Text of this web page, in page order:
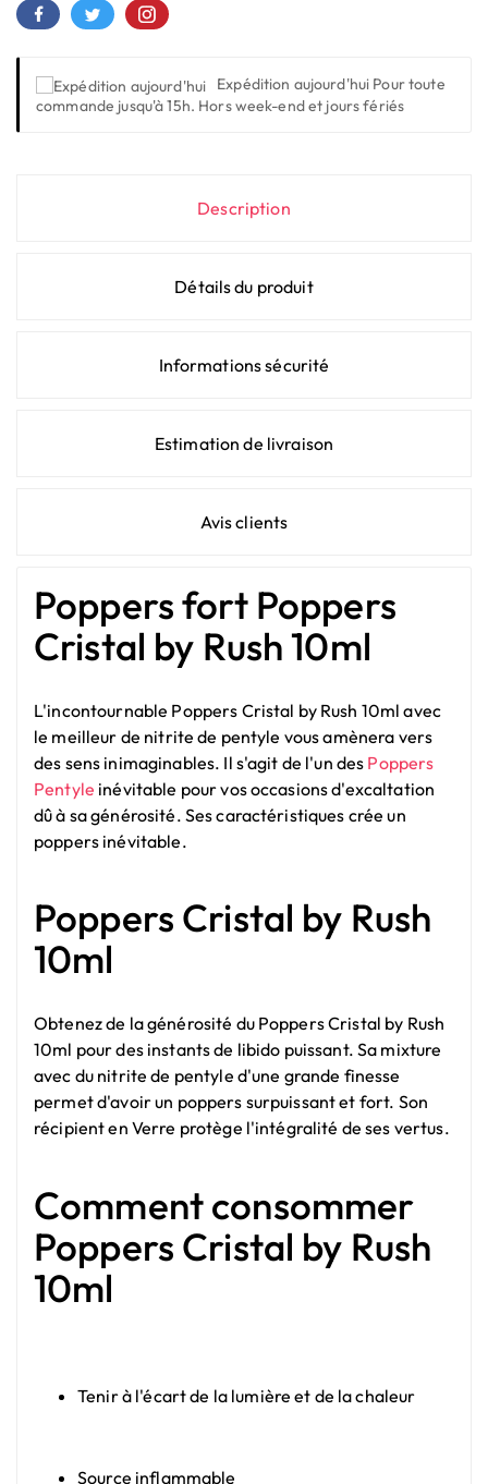
Expédition aujourd'hui Pour toute
commande jusqu'à 15h. Hors week-end et jours fériés
Description
Détails du produit
Informations sécurité
Estimation de livraison
Avis clients
Poppers fort Poppers
Cristal by Rush 10ml
L'incontournable Poppers Cristal by Rush 10ml avec
le meilleur de nitrite de pentyle vous amènera vers
des sens inimaginables. Il s'agit de l'un des Poppers
Pentyle inévitable pour vos occasions d'excaltation
dû à sa générosité. Ses caractéristiques crée un
poppers inévitable.
Poppers Cristal by Rush
10ml
Obtenez de la générosité du Poppers Cristal by Rush
10ml pour des instants de libido puissant. Sa mixture
avec du nitrite de pentyle d'une grande finesse
permet d'avoir un poppers surpuissant et fort. Son
récipient en Verre protège l'intégralité de ses vertus.
Comment consommer
Poppers Cristal by Rush
10ml
Tenir à l'écart de la lumière et de la chaleur
Source inflammable